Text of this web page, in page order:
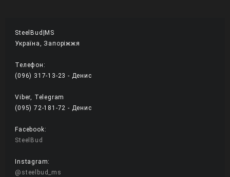
SteelBud|MS
Україна, Запоріжжя
Телефон:
(096) 317-13-23 - Денис
Viber, Telegram
(095) 72-181-72 - Денис
Facebook:
SteelBud
Instagram:
@steelbud_ms